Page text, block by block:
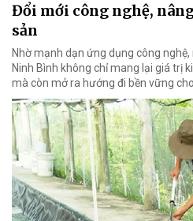
Đổi mới công nghệ,
sản
Nhờ mạnh dạn ứng dụng công
Ninh Bình không chỉ mang lại giá trị
mà còn mở ra hướng đi bền vững